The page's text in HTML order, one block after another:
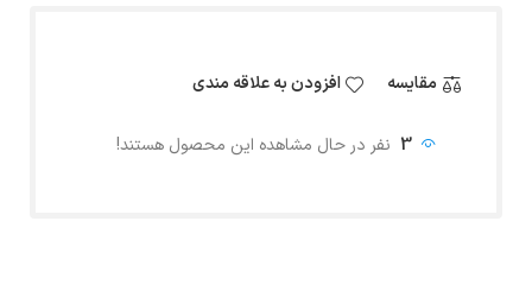
مقایسه افزودن به علاقه مندی
3 نفر در حال مشاهده این محصول هستند!